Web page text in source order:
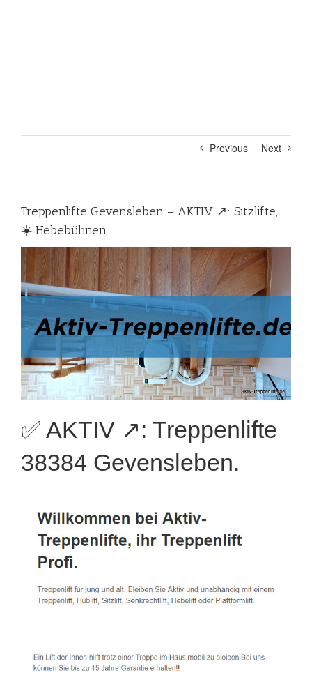
Previous Next
Treppenlifte Gevensleben – AKTIV ↗️: Sitzlifte,
☀️ Hebebühnen
✅ AKTIV ↗️: Treppenlifte
38384 Gevensleben.